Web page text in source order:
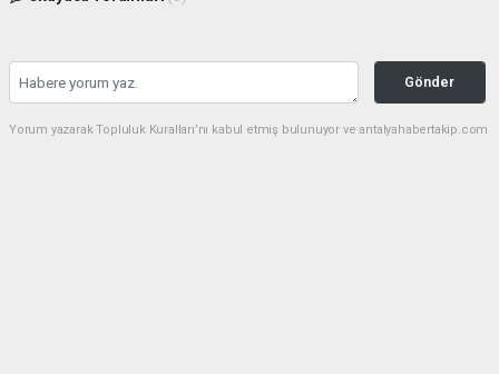
Gönder
Yorum yazarak Topluluk Kuralları’nı kabul etmiş bulunuyor ve antalyahabertakip.com